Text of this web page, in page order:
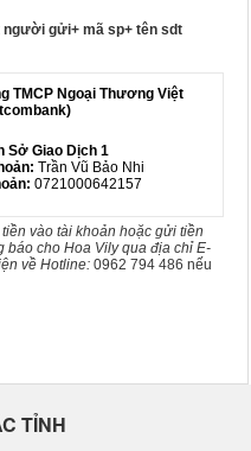
người gửi+ mã sp+ tên sdt
TMCP Ngoại Thương Việt
Sở Giao Dịch 1
Trần Vũ Bảo Nhi
0721000642157
vào tài khoản hoặc gửi tiền
báo cho Hoa Vily qua địa chỉ E-
về Hotline: 0962 794 486 nếu
TỈNH